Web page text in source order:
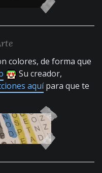
colores, de forma que
Su creador,
aquípara que te